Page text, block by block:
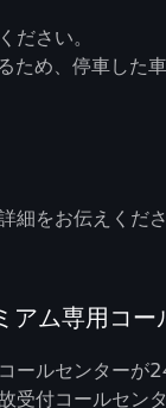
ださい。
め、停車した
細をお伝えくださ
ム専用コ
ールセンターが
受付コールセン